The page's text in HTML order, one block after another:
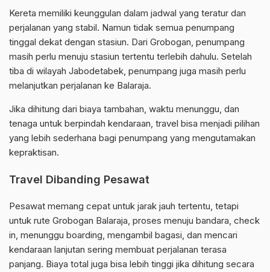
Kereta memiliki keunggulan dalam jadwal yang teratur dan
perjalanan yang stabil. Namun tidak semua penumpang
tinggal dekat dengan stasiun. Dari Grobogan, penumpang
masih perlu menuju stasiun tertentu terlebih dahulu. Setelah
tiba di wilayah Jabodetabek, penumpang juga masih perlu
melanjutkan perjalanan ke Balaraja.
Jika dihitung dari biaya tambahan, waktu menunggu, dan
tenaga untuk berpindah kendaraan, travel bisa menjadi pilihan
yang lebih sederhana bagi penumpang yang mengutamakan
kepraktisan.
Travel Dibanding Pesawat
Pesawat memang cepat untuk jarak jauh tertentu, tetapi
untuk rute Grobogan Balaraja, proses menuju bandara, check
in, menunggu boarding, mengambil bagasi, dan mencari
kendaraan lanjutan sering membuat perjalanan terasa
panjang. Biaya total juga bisa lebih tinggi jika dihitung secara